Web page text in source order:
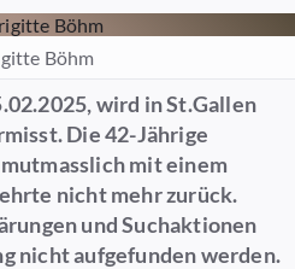
Böhm
wird in St.Gallen
Die 42-Jährige
mit einem
nicht mehr zurück.
und Suchaktionen
nicht aufgefunden werden.